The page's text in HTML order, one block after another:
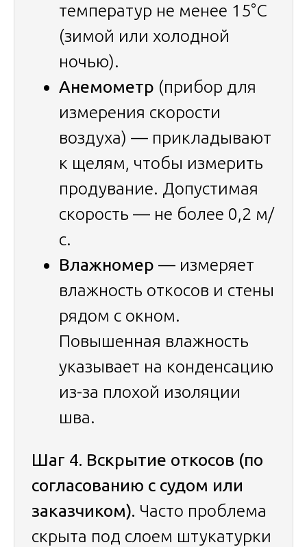
температур не менее 15°C
(зимой или холодной
ночью).
Анемометр (прибор для
измерения скорости
воздуха) — прикладывают
к щелям, чтобы измерить
продувание. Допустимая
скорость — не более 0,2 м/
с.
Влажномер — измеряет
влажность откосов и стены
рядом с окном.
Повышенная влажность
указывает на конденсацию
из-за плохой изоляции
шва.
Шаг 4. Вскрытие откосов (по
согласованию с судом или
заказчиком). Часто проблема
скрыта под слоем штукатурки